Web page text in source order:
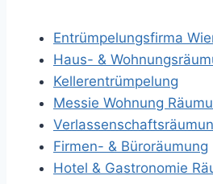
Entrümpelungsfirma
Haus- &
Kellerentrümpelung
Messie Wohnung
Firmen- & Büroräumung
Hotel & Gastronomie